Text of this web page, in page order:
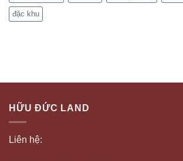
đặc khu
HỮU ĐỨC LAND
Liên hệ: